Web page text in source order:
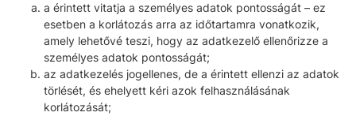
a érintett vitatja a személyes adatok pontosságát – ez
esetben a korlátozás arra az időtartamra vonatkozik,
amely lehetővé teszi, hogy az adatkezelő ellenőrizze a
személyes adatok pontosságát;
az adatkezelés jogellenes, de a érintett ellenzi az adatok
törlését, és ehelyett kéri azok felhasználásának
korlátozását;